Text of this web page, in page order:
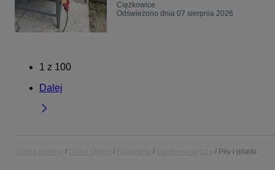
Ciężkowice
Odświeżono dnia 07 sierpnia 2026
1 z 100
Dalej
Piły i pilarki